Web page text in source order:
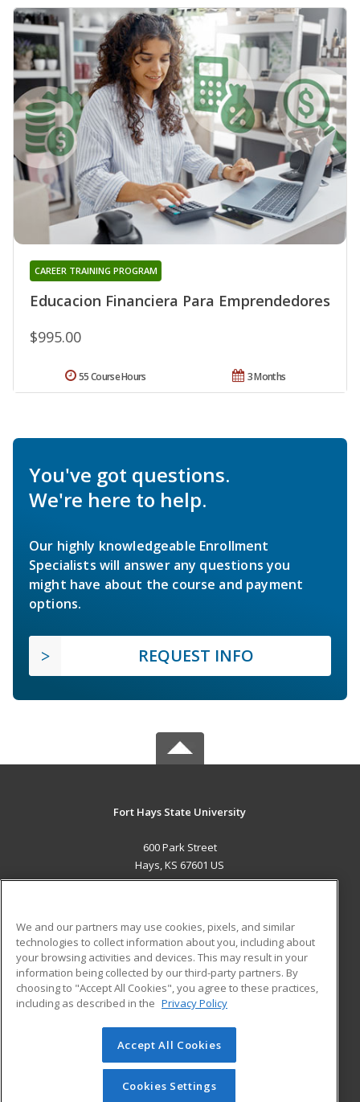
Educacion Financiera Para Emprendedores
CAREER TRAINING PROGRAM
$995.00
3 Months
55 Course Hours
You've got questions.
We're here to help.
Our highly knowledgeable Enrollment
Specialists will answer any questions you
might have about the course and payment
options.
REQUEST INFO
Fort Hays State University
600 Park Street
Hays, KS 67601 US
ADDITIONAL RESOURCES
Military
Financial Assistance
Help
Student Blog
© 2026 ed2go, a division of Cengage Learning. All rights
reserved. The material on this site cannot be reproduced or
redistributed unless you have obtained prior written
We and our partners may use cookies, pixels, and similar
technologies to collect information about you, including about
your browsing activities and devices. This may result in your
information being collected by our third-party partners. By
choosing to "Accept All Cookies", you agree to these practices,
including as described in the Privacy Policy
Accept All Cookies
Cookies Settings